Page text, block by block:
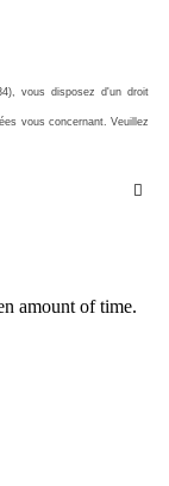
vous disposez d'un droit
vous concernant. Veuillez
